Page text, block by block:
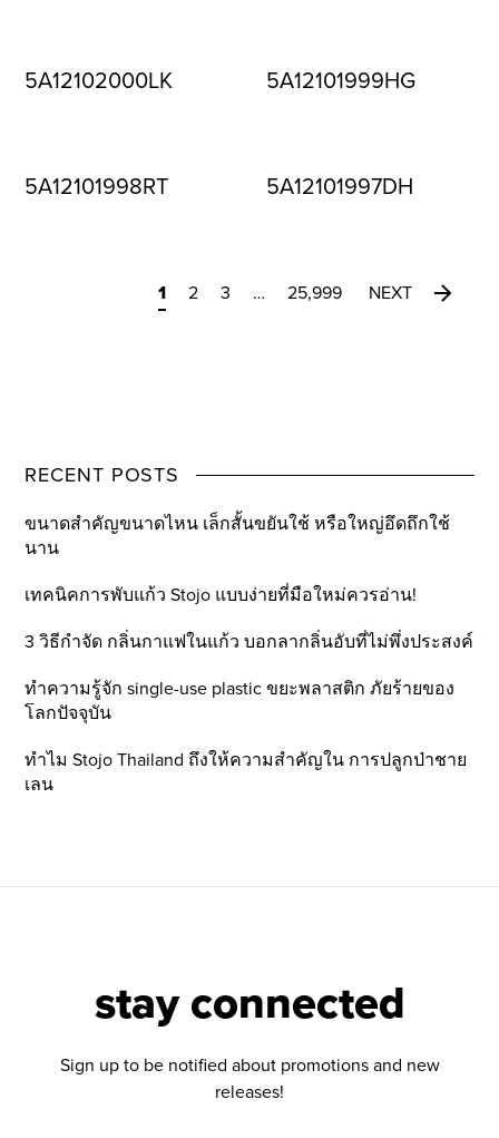
5A12102000LK 5A12101999HG
5A12101998RT 5A12101997DH
1 2 3 … 25,999 NEXT
RECENT POSTS
ขนาดสำคัญขนาดไหน เล็กสั้นขยันใช้ หรือใหญ่อึดถึกใช้
นาน
เทคนิคการพับแก้ว Stojo แบบง่ายที่มือใหม่ควรอ่าน!
3 วิธีกำจัด กลิ่นกาแฟในแก้ว บอกลากลิ่นอับที่ไม่พึ่งประสงค์
ทำความรู้จัก single-use plastic ขยะพลาสติก ภัยร้ายของ
โลกปัจจุบัน
ทำไม Stojo Thailand ถึงให้ความสำคัญใน การปลูกป่าชาย
เลน
stay connected
Sign up to be notified about promotions and new
releases!